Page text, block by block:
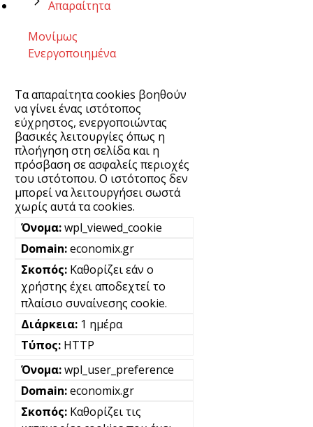
Απαραίτητα
Μονίμως
Ενεργοποιημένα
Τα απαραίτητα cookies βοηθούν
να γίνει ένας ιστότοπος
εύχρηστος, ενεργοποιώντας
βασικές λειτουργίες όπως η
πλοήγηση στη σελίδα και η
πρόσβαση σε ασφαλείς περιοχές
του ιστότοπου. Ο ιστότοπος δεν
μπορεί να λειτουργήσει σωστά
χωρίς αυτά τα cookies.
wpl_viewed_cookie
economix.gr
Καθορίζει εάν ο
χρήστης έχει αποδεχτεί το
πλαίσιο συναίνεσης cookie.
1 ημέρα
HTTP
wpl_user_preference
economix.gr
Καθορίζει τις